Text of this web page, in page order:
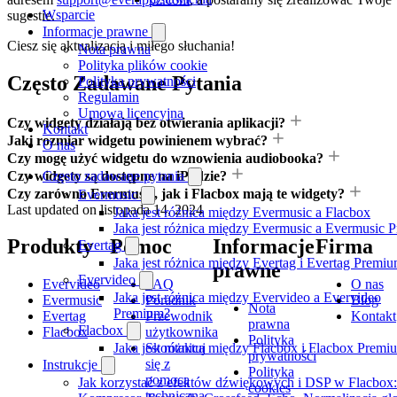
Wsparcie
Informacje prawne
Nota prawna
Polityka plików cookie
Polityka prywatności
Regulamin
Umowa licencyjna
Kontakt
O nas
Często zadawane pytania
Evermusic
Jaka jest różnica między Evermusic a Flacbox
Jaka jest różnica między Evermusic a Evermusic
Evertag
Jaka jest różnica między Evertag i Evertag
Evervideo
Jaka jest różnica między Evervideo a Evervideo
Premium?
Flacbox
Jaka jest różnica między Flacbox i Flacbox
Instrukcje
Jak korzystać z efektów dźwiękowych i DSP w Flacbox:
sugestie.
Ciesz się aktualizacją i miłego słuchania!
Często Zadawane Pytania
Czy widgety działają bez otwierania aplikacji?
Jaki rozmiar widgetu powinienem wybrać?
Czy mogę użyć widgetu do wznowienia audiobooka?
Czy widgety są dostępne na iPadzie?
Czy zarówno Evermusic, jak i Flacbox mają te widgety?
Last updated onlistopada 14, 2024
Produkty
Evervideo
Evermusic
Evertag
Flacbox
Pomoc
FAQ
Poradnik
Przewodnik
użytkownika
Skontaktuj
się z
pomocą
Informacje
prawne
Nota
prawna
Polityka
prywatności
Polityka
cookies
Firma
O nas
Blog
Kontakt